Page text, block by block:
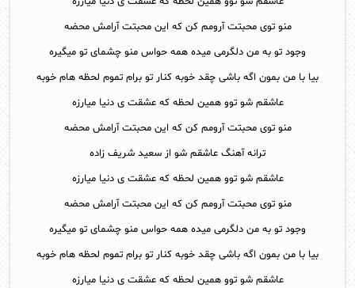
منو توی محبتت آرومم کن که این محبتت آرامش محضه
وجود تو به من دلگرمی میده همه حواس منو چشمای تو میگیره
بیا با من بمون اگه باشی چقد خوبه کنار تو برام تموم لحظه هام خوبه
عاشقم شو توو همین لحظه که عشقت ی دنیا میارزه
منو توی محبتت آرومم کن که این محبتت آرامش محضه
ترانه آهنگ عاشقم شو از سعید شریف زاده
عاشقم شو توو همین لحظه که عشقت ی دنیا میارزه
منو توی محبتت آرومم کن که این محبتت آرامش محضه
وجود تو به من دلگرمی میده همه حواس منو چشمای تو میگیره
بیا با من بمون اگه باشی چقد خوبه کنار تو برام تموم لحظه هام خوبه
عاشقم شو توو همین لحظه که عشقت ی دنیا میارزه